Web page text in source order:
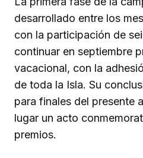
desarrollado entre los
con la participación de
continuar en septiembre
vacacional, con la
de toda la Isla. Su
para finales del presente
lugar un acto
premios.